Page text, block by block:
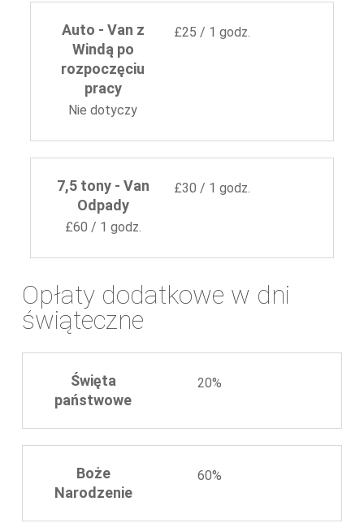
Auto - Van z
Windą po
rozpoczęciu
pracy
£25 / 1 godz.
Nie dotyczy
7,5 tony - Van
Odpady
£30 / 1 godz.
£60 / 1 godz.
Opłaty dodatkowe w dni
świąteczne
Święta
państwowe
20%
Boże
Narodzenie
60%